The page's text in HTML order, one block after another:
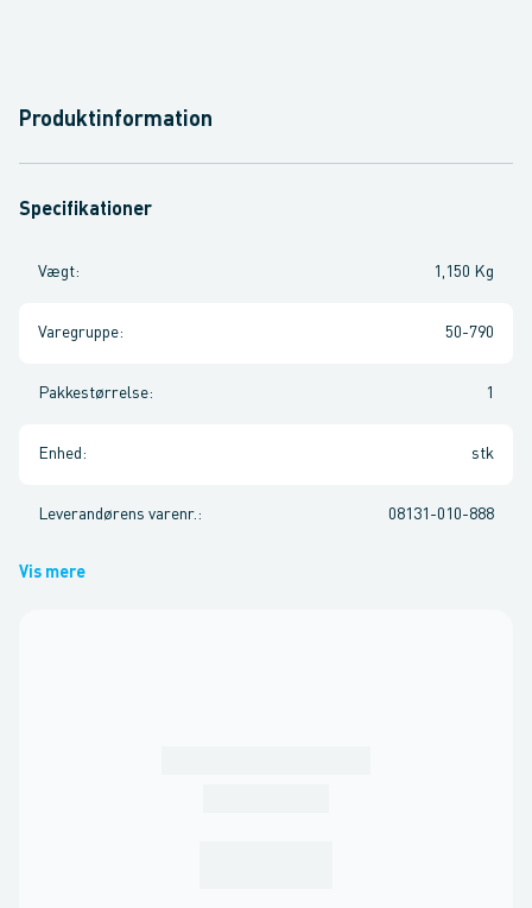
Produktinformation
Specifikationer
Vægt: 1,150 Kg
Varegruppe: 50-790
Pakkestørrelse: 1
Enhed : stk
Leverandørens varenr. : 08131-010-888
Vis mere